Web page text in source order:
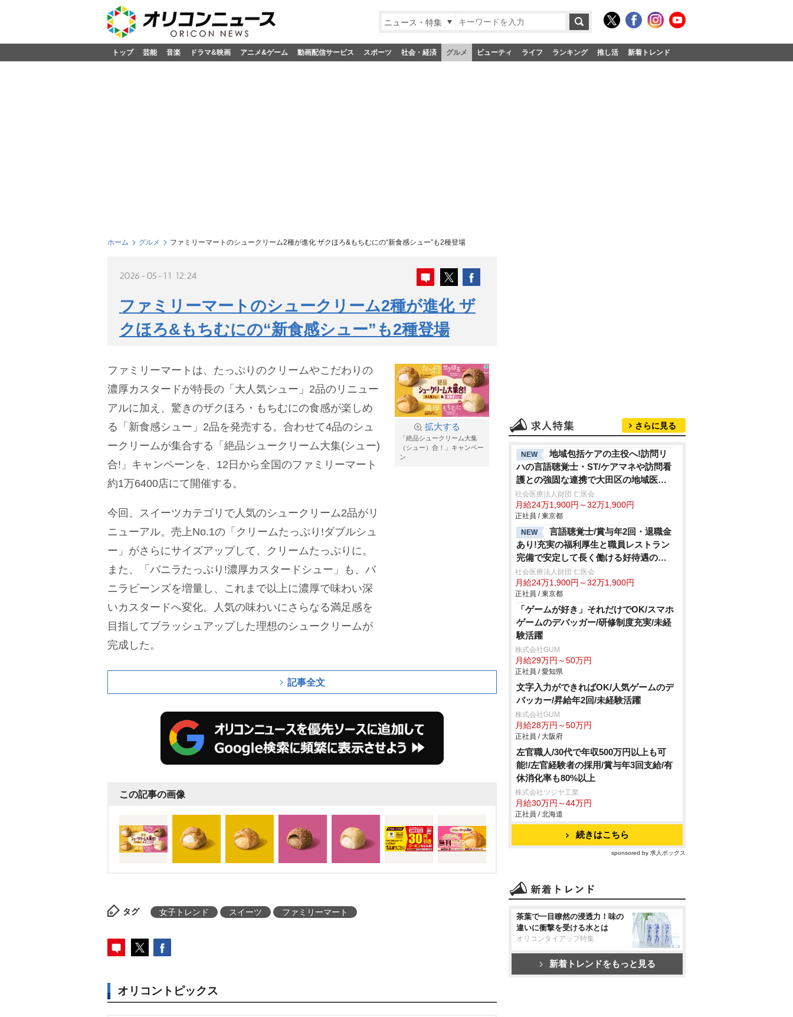
ニュース・特集
トップ 芸能 音楽 ドラマ&映画 アニメ&ゲーム 動画配信サービス スポーツ 社会・経済 グルメ ビューティ ライフ ランキング 推し活 新着トレンド
ホーム グルメ ファミリーマートのシュークリーム2種が進化 ザクほろ&もちむにの“新食感シュー”も2種登場
2026-05-11 12:24
ファミリーマートのシュークリーム2種が進化 ザ
クほろ&もちむにの“新食感シュー”も2種登場
拡大する
「絶品シュークリーム大集
（シュー）合！」キャンペー
ン
ファミリーマートは、たっぷりのクリームやこだわりの
濃厚カスタードが特長の「大人気シュー」2品のリニュー
アルに加え、驚きのザクほろ・もちむにの食感が楽しめ
る「新食感シュー」2品を発売する。合わせて4品のシュ
ークリームが集合する「絶品シュークリーム大集(シュー)
合!」キャンペーンを、12日から全国のファミリーマート
約1万6400店にて開催する。
今回、スイーツカテゴリで人気のシュークリーム2品がリ
ニューアル。売上No.1の「クリームたっぷり!ダブルシュ
ー」がさらにサイズアップして、クリームたっぷりに。
また、「バニラたっぷり!濃厚カスタードシュー」も、バ
ニラビーンズを増量し、これまで以上に濃厚で味わい深
いカスタードへ変化。人気の味わいにさらなる満足感を
目指してブラッシュアップした理想のシュークリームが
完成した。
記事全文
この記事の画像
タグ 女子トレンド スイーツ ファミリーマート
オリコントピックス
さらに見る
NEW
地域包括ケアの主役へ!訪問リ
ハの言語聴覚士・ST/ケアマネや訪問看
護との強固な連携で大田区の地域医療
に貢献病院発信の安心体制
社会医療法人財団 仁医会
月給24万1,900円～32万1,900円
正社員 / 東京都
NEW
言語聴覚士/賞与年2回・退職金
あり!充実の福利厚生と職員レストラン
完備で安定して長く働ける好待遇の環
境年休120日超
社会医療法人財団 仁医会
月給24万1,900円～32万1,900円
正社員 / 東京都
「ゲームが好き」それだけでOK/スマホ
ゲームのデバッガー/研修制度充実/未経
験活躍
株式会社GUM
月給29万円～50万円
正社員 / 愛知県
文字入力ができればOK/人気ゲームのデ
バッカー/昇給年2回/未経験活躍
株式会社GUM
月給28万円～50万円
正社員 / 大阪府
左官職人/30代で年収500万円以上も可
能!/左官経験者の採用/賞与年3回支給/有
休消化率も80%以上
株式会社ツジヤ工業
月給30万円～44万円
正社員 / 北海道
続きはこちら
sponsored by 求人ボックス
茶葉で一目瞭然の浸透力！味の
違いに衝撃を受ける水とは
オリコンタイアップ特集
新着トレンドをもっと見る